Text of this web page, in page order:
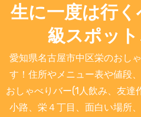
生に一度は行
級スポッ
愛知県名古屋市中区栄のおし
す！住所やメニュー表や値段
おしゃべりバー(1人飲み、友達
小路、栄４丁目、面白い場所